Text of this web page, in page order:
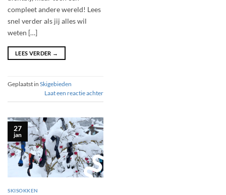
compleet andere wereld! Lees
snel verder als jij alles wil
weten […]
LEES VERDER →
Geplaatst in Skigebieden
Laat een reactie achter
27
jan
SKISOKKEN